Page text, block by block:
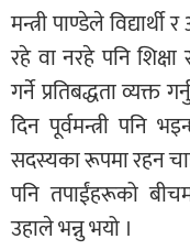
मन्त्री पाण्डेले
रहे वा नरहे पनि
गर्ने प्रतिबद्धता
दिन पूर्वमन्त्री पनि
सदस्यका रूपमा रहन
पनि तपाईंहरूको
उहाले भन्नु भयो ।